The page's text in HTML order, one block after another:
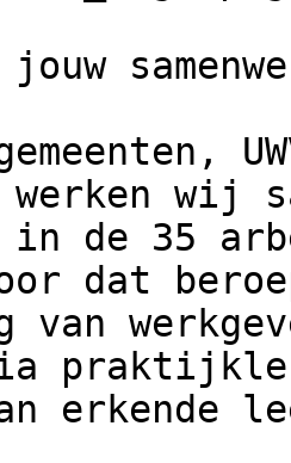
jouw
werken wij
in de 35
dat
van
erkende